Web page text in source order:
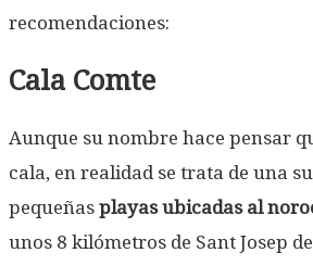
recomendaciones:
Cala Comte
Aunque su nombre hace pensar
cala, en realidad se trata de una
pequeñas playas ubicadas al
unos 8 kilómetros de Sant Josep